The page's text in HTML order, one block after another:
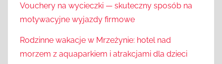
Vouchery na wycieczki — skuteczny sposób na
motywacyjne wyjazdy firmowe
Rodzinne wakacje w Mrzeżynie: hotel nad
morzem z aquaparkiem i atrakcjami dla dzieci